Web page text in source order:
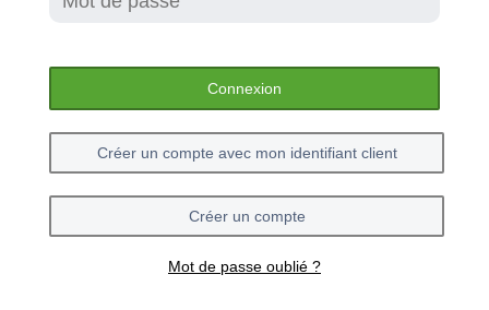
Connexion
Créer un compte avec mon identifiant client
Créer un compte
Mot de passe oublié ?